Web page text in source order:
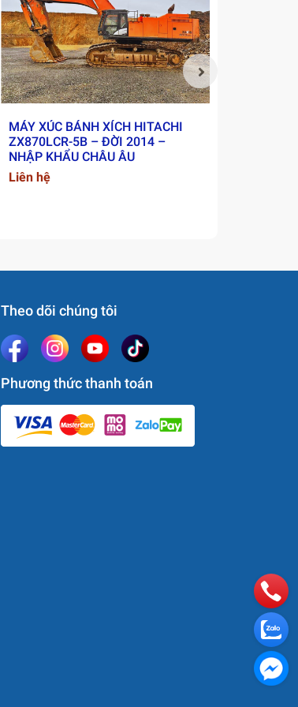
MÁY XÚC BÁNH XÍCH HITACHI
ZX870LCR-5B – ĐỜI 2014 –
NHẬP KHẨU CHÂU ÂU
Liên hệ
Theo dõi chúng tôi
Phương thức thanh toán